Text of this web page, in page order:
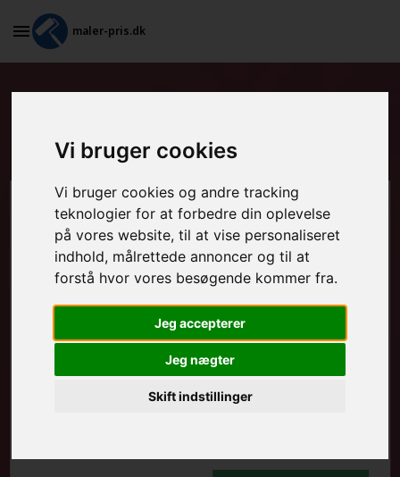
Vi bruger cookies
Vi bruger cookies og andre tracking
teknologier for at forbedre din oplevelse
på vores website, til at vise personaliseret
indhold, målrettede annoncer og til at
forstå hvor vores besøgende kommer fra.
Jeg accepterer
Jeg nægter
Skift indstillinger
maler-pris.dk
maling i Agedrup
Beregn prisen her
MALEROPGAVER - INDVENDIGT:
MALEROPGAVER - UDVENDIGT:
FRAFLYTNINGSPAKKE: